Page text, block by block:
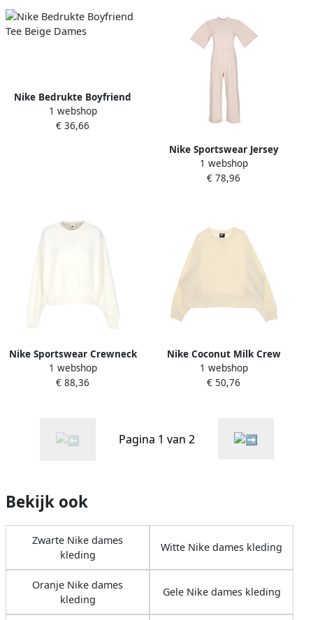
Dames Light Orewood
Brown Sail
Nike Bedrukte Boyfriend
Tee Beige Dames
1 webshop
€ 36,66
Nike Sportswear Jersey
Jumpsuit Sanddrift wit
Beige Dames
1 webshop
€ 78,96
Nike Sportswear Crewneck
Sweatshirt Mod Crop Beige
Dames
1 webshop
€ 88,36
Nike Coconut Milk Crew
Neck Sweatshirt Beige
Dames
1 webshop
€ 50,76
Pagina 1 van 2
Bekijk ook
Zwarte Nike dames
kleding
Witte Nike dames kleding
Oranje Nike dames
kleding
Gele Nike dames kleding